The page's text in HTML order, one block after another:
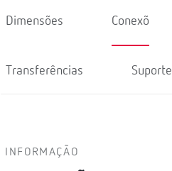
Dimensões Conexõ
Transferências Suporte
INFORMAÇÃO